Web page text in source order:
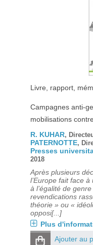
Livre, rapport,
Campagnes anti-
mobilisations
R. KUHAR,
PATERNOTTE,
Presses
2018
Après plusieurs
l’Europe fait face
à l’égalité de
revendications
théorie » ou «
opposi[...]
Plus
Ajouter au